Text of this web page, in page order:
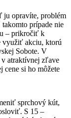
ju opravíte, problém
prípade nie
– prikročiť k
využiť akciu, ktorú
Sobote. V
v atraktívnej zľave
cene si ho môžete
sprchový kút,
S 15 –